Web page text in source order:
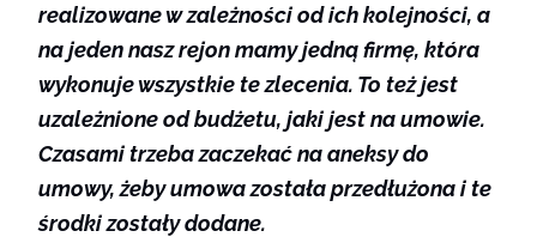
realizowane w zależności od ich kolejności, a
na jeden nasz rejon mamy jedną firmę, która
wykonuje wszystkie te zlecenia. To też jest
uzależnione od budżetu, jaki jest na umowie.
Czasami trzeba zaczekać na aneksy do
umowy, żeby umowa została przedłużona i te
środki zostały dodane.